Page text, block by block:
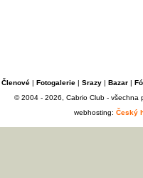
Členové| Fotogalerie| Srazy| Bazar|
© 2004 - 2026, Cabrio Club - všechna
webhosting: Český